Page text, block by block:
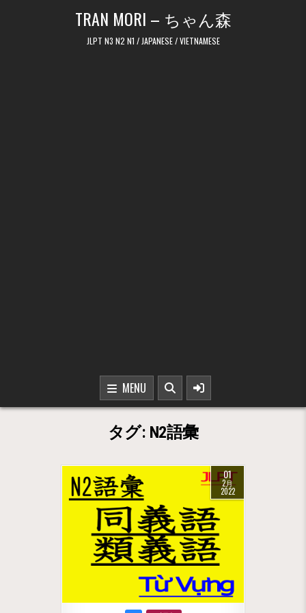
TRAN MORI – ちゃん森
JLPT N3 N2 N1 / JAPANESE / VIETNAMESE
MENU
タグ: N2語彙
01
2月
2022